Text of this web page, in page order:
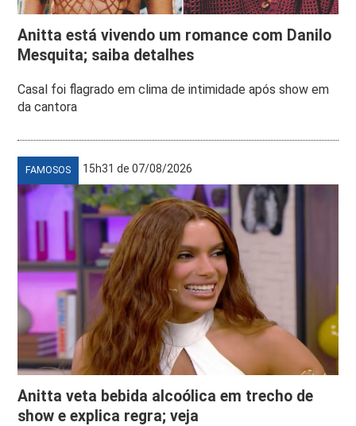
Anitta está vivendo um romance com Danilo
Mesquita; saiba detalhes
Casal foi flagrado em clima de intimidade após show em
da cantora
FAMOSOS 15h31 de 07/08/2026
Anitta veta bebida alcoólica em trecho de
show e explica regra; veja